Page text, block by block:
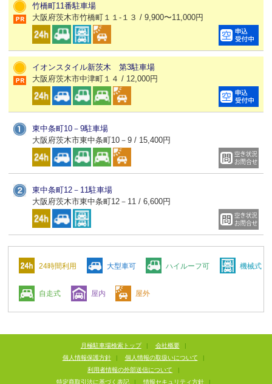
竹橋町11番駐車場
大阪府茨木市竹橋町１１-１３ / 9,900〜11,000円
イオンスタイル新茨木 第3駐車場
大阪府茨木市中津町１４ / 12,000円
東中条町10－9駐車場
大阪府茨木市東中条町10－9 / 15,400円
東中条町12－11駐車場
大阪府茨木市東中条町12－11 / 6,600円
24時間利用 大型車可 ハイルーフ可 機械式
自走式 屋内 屋外
月極駐車場検索トップ | 会社概要
|
個人情報保護方針
| 個人情報の取扱いについて
|
利用者情報の外部送信について
|
特定商取引法に基づく表記
| 情報セキュリティ方針 |